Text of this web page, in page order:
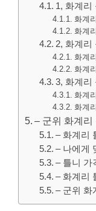
1, 화계리
화계
화계
2, 화계리
화계
화계
3, 화계리
화계
화계
– 군위 화계리
– 화계리
– 나에게
– 틀니 가
– 화계리
– 군위 화